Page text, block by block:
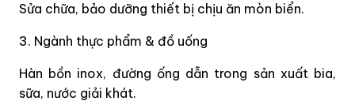
Sửa chữa, bảo dưỡng thiết bị chịu ăn mòn biển.
3. Ngành thực phẩm & đồ uống
Hàn bồn inox, đường ống dẫn trong sản xuất bia,
sữa, nước giải khát.